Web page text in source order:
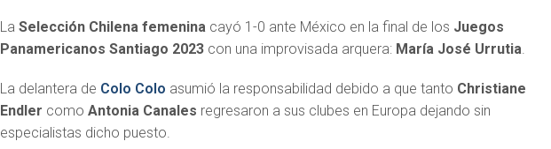
LaSelección Chilena femenina cayó 1-0 ante México en la final de los Juegos
Panamericanos Santiago 2023 con una improvisada arquera: María José Urrutia.
La delantera de Colo Colo asumió la responsabilidad debido a que tanto Christiane
Endler comoAntonia Canales regresaron a sus clubes en Europa dejando sin
especialistas dicho puesto.